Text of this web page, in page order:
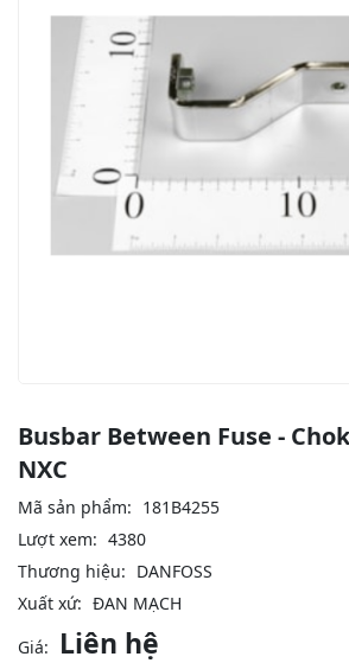
Busbar Between Fuse -
NXC
Mã sản phẩm: 181B4255
Lượt xem: 4380
Thương hiệu: DANFOSS
Xuất xứ: ĐAN MẠCH
Giá:
Liên hệ